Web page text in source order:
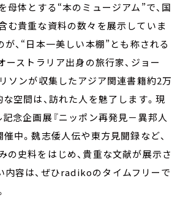
母体とする“本のミュージアム”で、国
む貴重な資料の数々を展示していま
が、“日本一美しい本棚”とも称される
ーストラリア出身の旅行家、ジョー
リソンが収集したアジア関連書籍約2万
空間は、訪れた人を魅了します。現
記念企画展『ニッポン再発見－異邦人
中。魏志倭人伝や東方見聞録など、
の史料をはじめ、貴重な文献が展示さ
内容は、ぜひradikoのタイムフリーで